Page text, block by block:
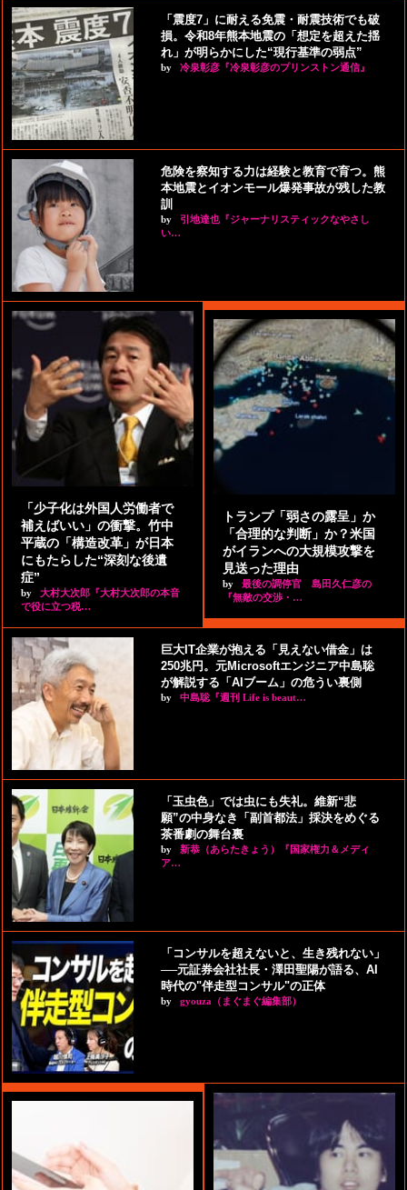
「震度7」に耐える免震・耐震技術でも破
損。令和8年熊本地震の「想定を超えた揺
れ」が明らかにした“現行基準の弱点”
by 冷泉彰彦『冷泉彰彦のプリンストン通信』
危険を察知する力は経験と教育で育つ。熊
本地震とイオンモール爆発事故が残した教
訓
by
引地達也『ジャーナリスティックなやさし
い…
「少子化は外国人労働者で
補えばいい」の衝撃。竹中
平蔵の「構造改革」が日本
にもたらした“深刻な後遺
症”
by
大村大次郎『大村大次郎の本音
で役に立つ税…
トランプ「弱さの露呈」か
「合理的な判断」か？米国
がイランへの大規模攻撃を
見送った理由
by
最後の調停官 島田久仁彦の
『無敵の交渉・…
巨大IT企業が抱える「見えない借金」は
250兆円。元Microsoftエンジニア中島聡
が解説する「AIブーム」の危うい裏側
by 中島聡『週刊 Life is beaut…
「玉虫色」では虫にも失礼。維新“悲
願”の中身なき「副首都法」採決をめぐる
茶番劇の舞台裏
by
新恭（あらたきょう）『国家権力＆メディ
ア…
「コンサルを超えないと、生き残れない」
──元証券会社社長・澤田聖陽が語る、AI
時代の"伴走型コンサル"の正体
by gyouza（まぐまぐ編集部）